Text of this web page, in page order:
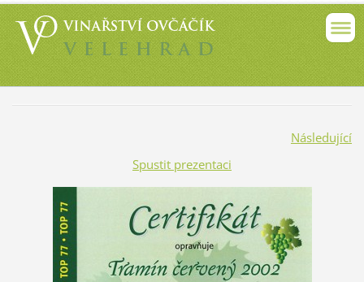
Následující
Spustit prezentaci